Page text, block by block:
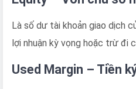
Là số dư tài khoản giao dịch
lợi nhuận kỳ vọng hoặc trừ đi
Used Margin – Tiền